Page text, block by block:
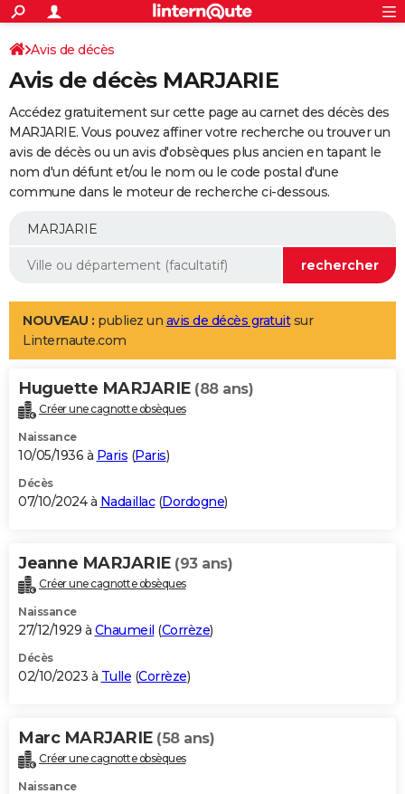
ACTUALITÉS
Politique
Société
Faits Divers
Education
Monde
Villes
+
SPORT
Coupe du monde 2026
Football
Tennis
Cyclisme
Rugby
Forum
Programme TV
TNT
Streaming
Cinéma
Sorties cinéma
Musique
+
FINANCE
Retraite
Epargne
Immobilier
Risques naturels par ville
Banque
Assurance
AUTO
Essais
Réserver un essai
Citadines
Berlines
SUV
Forum auto
+
Mobiles
Meilleur smartphone
Internet
Ordinateurs
Jeux vidéo
Guide high-tech
Aménagement intérieur
LIFESTYLE
Art de vivre
Bien-être
Loisirs
Mode
Modes de vie
Alimentation
Guide de la santé
Maladies
Médicaments
Sommeil
VOYAGE
Destinations
City break
Voyage nature
Voyage de noces
Forum
Climat
+PHOTO
GUIDES D'ACHAT
BONS PLANS
Carte de Noël
Carte Bonne année
Carte Saint-Valentin
Carte Pâques
Carte d'anniversaire
DICTIONNAIRE
Dictionnaire
Biographies
Citations
Expressions
Proverbes
PROGRAMME TV
S'inscrire
Se connecter
Lycées
Collèges
Primaires
Universités
Entreprises
Service militaire
Avis de recherche
AVIS DE DÉCÈS
Bricolage
Lifestyle
Culture
Sport
Auto
Television
Voyage
Cinema
Avis de décès
Avis de décès MARJARIE
Accédez gratuitement sur cette page au carnet des décès des
MARJARIE. Vous pouvez affiner votre recherche ou trouver un
avis de décès ou un avis d'obsèques plus ancien en tapant le
nom d'un défunt et/ou le nom ou le code postal d'une
commune dans le moteur de recherche ci-dessous.
NOUVEAU : publiez un avis de décès gratuitsur
Linternaute.com
Huguette MARJARIE (88 ans)
Créer une cagnotte obsèques
Naissance
10/05/1936 à Paris (Paris)
Décès
07/10/2024 à Nadaillac(Dordogne)
Jeanne MARJARIE (93 ans)
Créer une cagnotte obsèques
Naissance
27/12/1929 à Chaumeil (Corrèze)
Décès
02/10/2023 à Tulle (Corrèze)
Marc MARJARIE (58 ans)
Créer une cagnotte obsèques
Naissance